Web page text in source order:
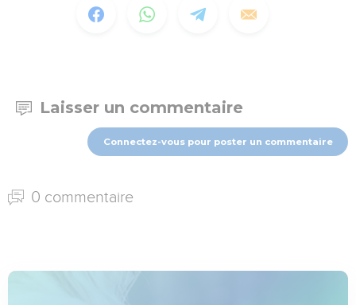
Laisser un commentaire
Connectez-vous pour poster un commentaire
0 commentaire